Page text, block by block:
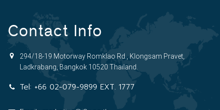
Contact Info
294/18-19 Motorway Romklao Rd., Klongsam Pravet,
Ladkrabang, Bangkok 10520 Thailand.
Tel: +66 02-079-9899 EXT. 1777